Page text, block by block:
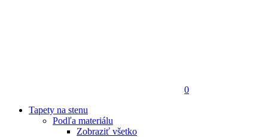
0
Tapety na stenu
Podľa materiálu
Zobraziť všetko